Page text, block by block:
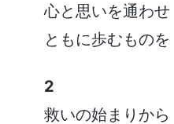
心と思いを通わせ
ともに歩むものを
2
救いの始まりから